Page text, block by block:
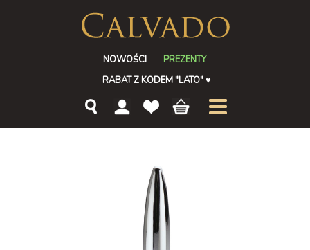
NOWOŚCI
PREZENTY
RABAT Z KODEM "LATO"♥